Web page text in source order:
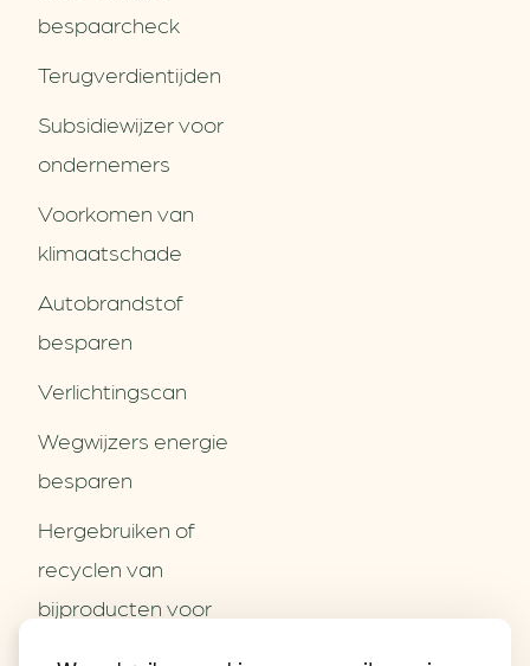
Partners
Contact
bespaarcheck
Terugverdien­tijden
Subsidiewijzer voor
ondernemers
Voorkomen van
klimaatschade
Autobrandstof
besparen
Verlichtingscan
Wegwijzers energie
besparen
Hergebruiken of
recyclen van
bijproducten voor